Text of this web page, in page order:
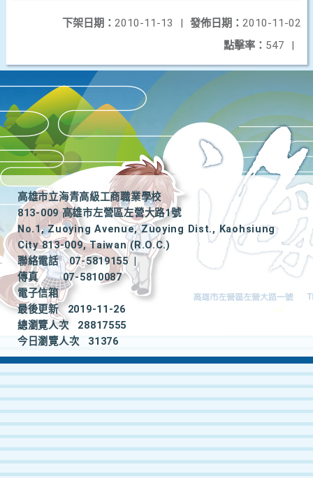
發佈日期： 2010-11-02
下架日期： 2010-11-13
|
點擊率： 547 |
高雄市立海青高級工商職業學校
813-009 高雄市左營區左營大路1號
No.1, Zuoying Avenue, Zuoying Dist., Kaohsiung
City 813-009, Taiwan (R.O.C.)
聯絡電話
07-5819155
|
傳真
07-5810087
電子信箱
最後更新
2019-11-26
總瀏覽人次
28817555
今日瀏覽人次
31376